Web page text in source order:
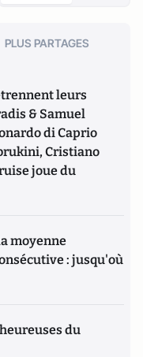
PLUS PARTAGES
leurs
& Samuel
di Caprio
Cristiano
joue du
moyenne
: jusqu'où
du